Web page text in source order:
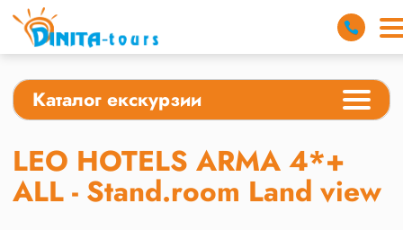
Каталог екскурзии
LEO HOTELS ARMA 4*+
ALL - Stand.room Land view